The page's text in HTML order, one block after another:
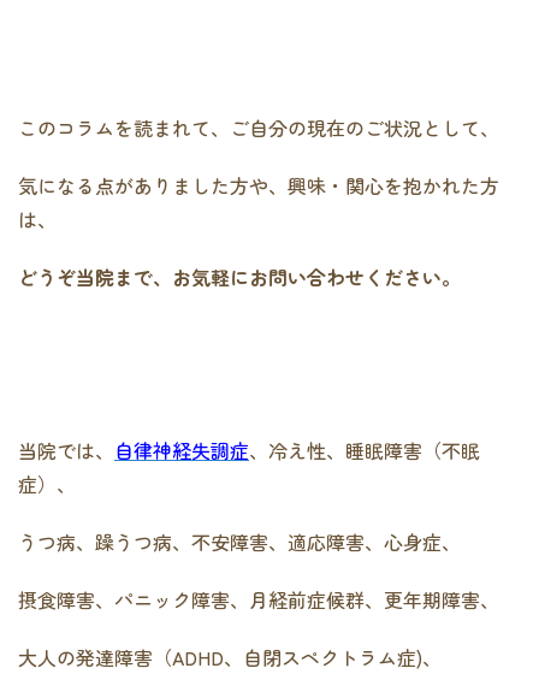
このコラムを読まれて、ご自分の現在のご状況として、
気になる点がありました方や、興味・関心を抱かれた方
は、
どうぞ当院まで、お気軽にお問い合わせください。
当院では、 自律神経失調症、冷え性、睡眠障害（不眠
症）、
うつ病、躁うつ病、不安障害、適応障害、心身症、
摂食障害、パニック障害、月経前症候群、更年期障害、
大人の発達障害（ADHD、自閉スペクトラム症)、